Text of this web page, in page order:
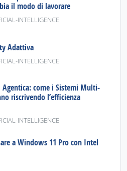
il modo di lavorare
INTELLIGENCE
Adattiva
INTELLIGENCE
Agentica: come i Sistemi Multi-
riscrivendo l’efficienza
INTELLIGENCE
a Windows 11 Pro con Intel